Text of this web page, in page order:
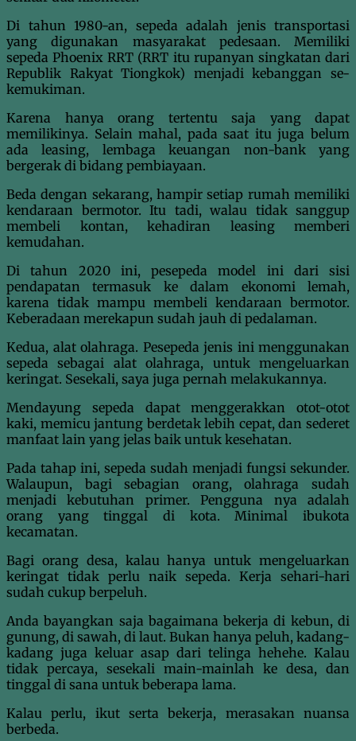
Di tahun 1980-an, sepeda adalah jenis transportasi
yang digunakan masyarakat pedesaan. Memiliki
sepeda Phoenix RRT (RRT itu rupanyan singkatan dari
Republik Rakyat Tiongkok) menjadi kebanggan se-
kemukiman.
Karena hanya orang tertentu saja yang dapat
memilikinya. Selain mahal, pada saat itu juga belum
ada leasing, lembaga keuangan non-bank yang
bergerak di bidang pembiayaan.
Beda dengan sekarang, hampir setiap rumah memiliki
kendaraan bermotor. Itu tadi, walau tidak sanggup
membeli kontan, kehadiran leasing memberi
kemudahan.
Di tahun 2020 ini, pesepeda model ini dari sisi
pendapatan termasuk ke dalam ekonomi lemah,
karena tidak mampu membeli kendaraan bermotor.
Keberadaan merekapun sudah jauh di pedalaman.
Kedua, alat olahraga. Pesepeda jenis ini menggunakan
sepeda sebagai alat olahraga, untuk mengeluarkan
keringat. Sesekali, saya juga pernah melakukannya.
Mendayung sepeda dapat menggerakkan otot-otot
kaki, memicu jantung berdetak lebih cepat, dan sederet
manfaat lain yang jelas baik untuk kesehatan.
Pada tahap ini, sepeda sudah menjadi fungsi sekunder.
Walaupun, bagi sebagian orang, olahraga sudah
menjadi kebutuhan primer. Pengguna nya adalah
orang yang tinggal di kota. Minimal ibukota
kecamatan.
Bagi orang desa, kalau hanya untuk mengeluarkan
keringat tidak perlu naik sepeda. Kerja sehari-hari
sudah cukup berpeluh.
Anda bayangkan saja bagaimana bekerja di kebun, di
gunung, di sawah, di laut. Bukan hanya peluh, kadang-
kadang juga keluar asap dari telinga hehehe. Kalau
tidak percaya, sesekali main-mainlah ke desa, dan
tinggal di sana untuk beberapa lama.
Kalau perlu, ikut serta bekerja, merasakan nuansa
berbeda.